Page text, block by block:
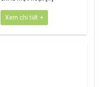
Xem chi tiết +